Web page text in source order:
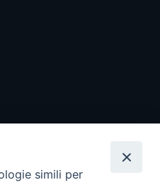
simili per